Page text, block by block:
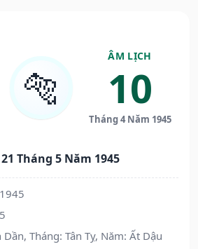
🐅
ÂM LỊCH
10
Tháng 4 Năm 1945
Tháng 5 Năm 1945
Dần, Tháng: Tân Tỵ, Năm: Ất Dậu